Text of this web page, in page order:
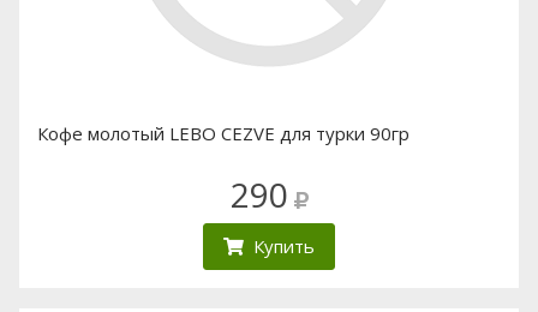
Кофе молотый LEBO CEZVE для турки 90гр
290
Купить